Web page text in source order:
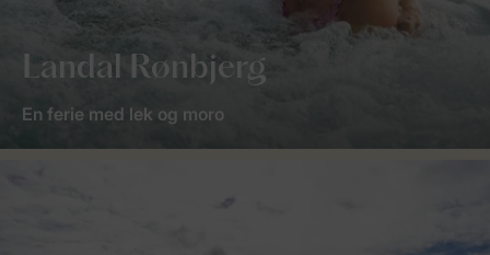
Landal Rønbjerg
En ferie med lek og moro